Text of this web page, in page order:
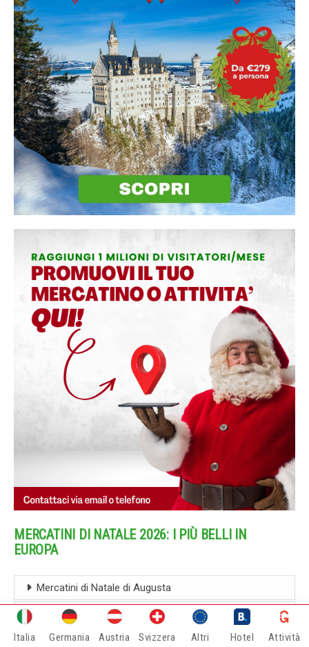
MERCATINI DI NATALE 2026: I PIÙ BELLI IN
EUROPA
Mercatini di Natale di Augusta
Mercatini di Natale di Basilea
Mercatini di Natale di Bregenz
Italia Germania Austria Svizzera Altri Hotel Attività